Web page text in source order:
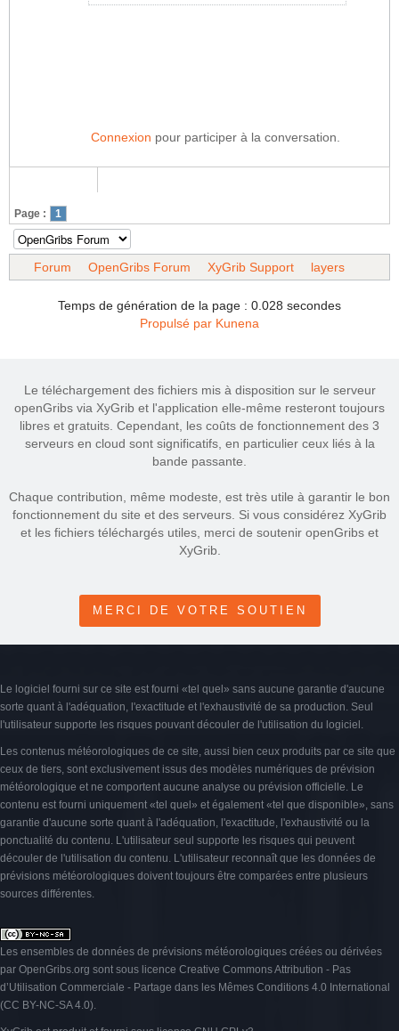
Connexion pour participer à la conversation.
Page : 1
Forum OpenGribs Forum XyGrib Support layers
Temps de génération de la page : 0.028 secondes
Propulsé par Kunena
Le téléchargement des fichiers mis à disposition sur le serveur
openGribs via XyGrib et l'application elle-même resteront toujours
libres et gratuits. Cependant, les coûts de fonctionnement des 3
serveurs en cloud sont significatifs, en particulier ceux liés à la
bande passante.
Chaque contribution, même modeste, est très utile à garantir le bon
fonctionnement du site et des serveurs. Si vous considérez XyGrib
et les fichiers téléchargés utiles, merci de soutenir openGribs et
XyGrib.
MERCI DE VOTRE SOUTIEN
Le logiciel fourni sur ce site est fourni «tel quel» sans aucune garantie d'aucune
sorte quant à l'adéquation, l'exactitude et l'exhaustivité de sa production. Seul
l'utilisateur supporte les risques pouvant découler de l'utilisation du logiciel.
Les contenus météorologiques de ce site, aussi bien ceux produits par ce site que
ceux de tiers, sont exclusivement issus des modèles numériques de prévision
météorologique et ne comportent aucune analyse ou prévision officielle. Le
contenu est fourni uniquement «tel quel» et également «tel que disponible», sans
garantie d'aucune sorte quant à l'adéquation, l'exactitude, l'exhaustivité ou la
ponctualité du contenu. L'utilisateur seul supporte les risques qui peuvent
découler de l'utilisation du contenu. L'utilisateur reconnaît que les données de
prévisions météorologiques doivent toujours être comparées entre plusieurs
sources différentes.
Les ensembles de données de prévisions météorologiques créées ou dérivées
par OpenGribs.org sont sous licence Creative Commons Attribution - Pas
d’Utilisation Commerciale - Partage dans les Mêmes Conditions 4.0 International
(CC BY-NC-SA 4.0).